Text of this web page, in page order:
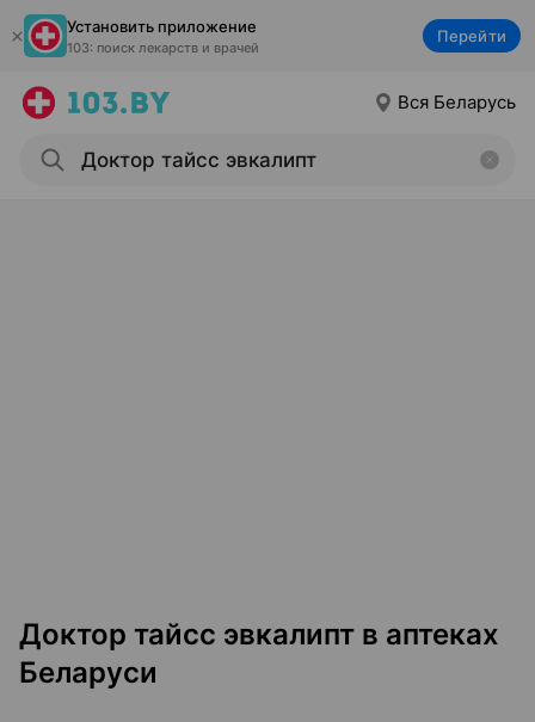
Установить приложение
103: поиск лекарств и врачей
Перейти
Вся Беларусь
Доктор тайсс эвкалипт в аптеках
Беларуси